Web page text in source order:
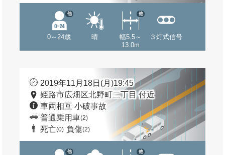
0～24歳
他
晴
幅5.5～
13.0m
他
３灯式信号
2019年11月18日(月)19:45
姫路市広畑区北野町二丁目 付近
車両相互 小破事故
普通乗用車(2)
死亡(0) 負傷(2)
他 他